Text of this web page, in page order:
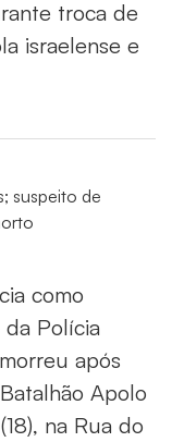
troca de
israelense e
como
Polícia
após
Apolo
na Rua do